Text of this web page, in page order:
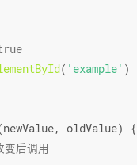
( 'example' )
newValue, oldValue) {
后调用